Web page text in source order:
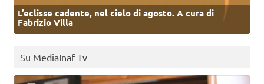
L’eclisse cadente, nel cielo di agosto. A cura di
Fabrizio Villa
Su MediaInaf Tv